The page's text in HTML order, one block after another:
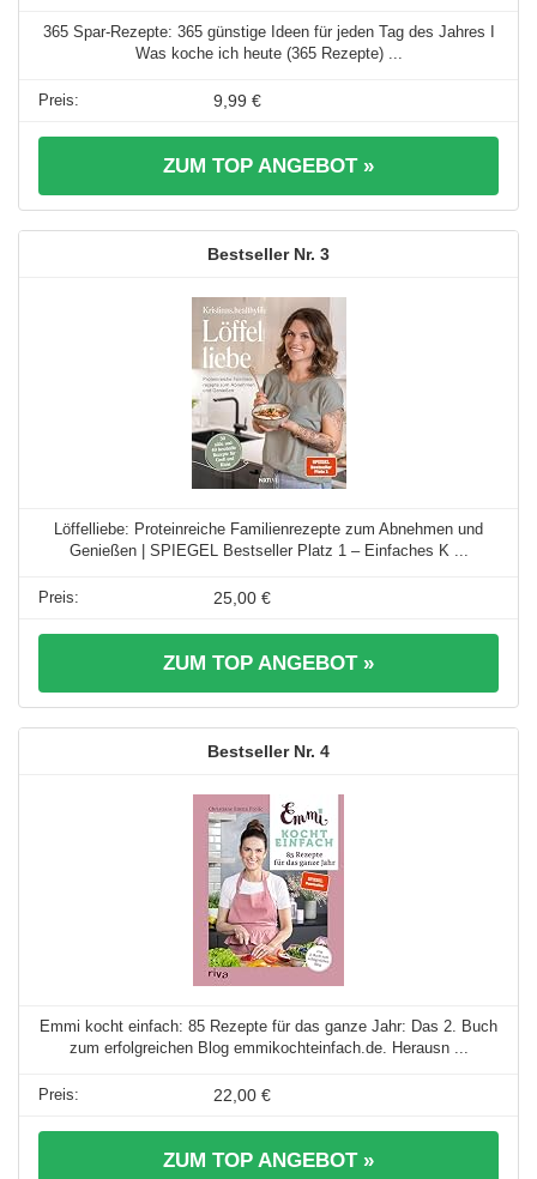
365 Spar-Rezepte: 365 günstige Ideen für jeden Tag des Jahres I
Was koche ich heute (365 Rezepte) ...
9,99 €
ZUM TOP ANGEBOT »
3
Löffelliebe: Proteinreiche Familienrezepte zum Abnehmen und
Genießen | SPIEGEL Bestseller Platz 1 – Einfaches K ...
25,00 €
ZUM TOP ANGEBOT »
4
Emmi kocht einfach: 85 Rezepte für das ganze Jahr: Das 2. Buch
zum erfolgreichen Blog emmikochteinfach.de. Herausn ...
22,00 €
ZUM TOP ANGEBOT »